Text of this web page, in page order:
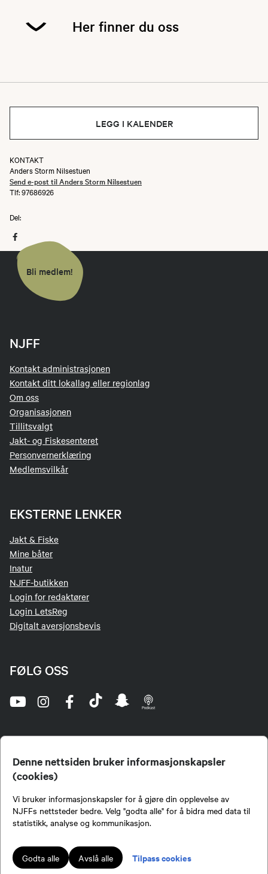
Denne nettsiden bruker informasjonskapsler
(cookies)
Vi bruker informasjonskapsler for å gjøre din opplevelse av
NJFFs nettsteder bedre. Velg "godta alle" for å bidra med data til
statistikk, analyse og kommunikasjon.
Godta alle Avslå alle Tilpass cookies
Her finner du oss
LEGG I KALENDER
KONTAKT
Anders Storm Nilsestuen
Send e-post til Anders Storm Nilsestuen
Tlf: 97686926
Del:
Bli medlem!
NJFF
Kontakt administrasjonen
Kontakt ditt lokallag eller regionlag
Om oss
Organisasjonen
Tillitsvalgt
Jakt- og Fiskesenteret
Personvernerklæring
Medlemsvilkår
EKSTERNE LENKER
Jakt & Fiske
Mine båter
Inatur
NJFF-butikken
Login for redaktører
Login LetsReg
Digitalt aversjonsbevis
FØLG OSS
jegere og sportsfiskere og et av de viktigste miljøene for formidling av kunnskap om jakt og
fiske i Norge. Vi er en partipolitisk nøytral organisasjon, men har et sterkt jakt-, fiske-, og
naturpolitisk engasjement i mange saker.
Lokalforeninger tilsluttet Norges Jeger- og Fiskerforbund har ansvar for innhold de
publiserer på njff.no.